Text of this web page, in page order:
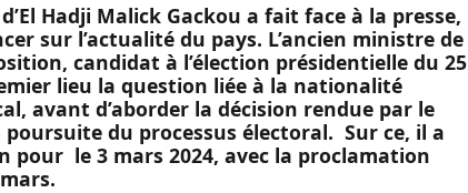
Hadji Malick Gackou a fait face à la presse,
sur l’actualité du pays. L’ancien ministre de
candidat à l’élection présidentielle du 25
lieu la question liée à la nationalité
avant d’aborder la décision rendue par le
du processus électoral. Sur ce, il a
pour le 3 mars 2024, avec la proclamation